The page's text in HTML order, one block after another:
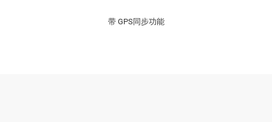
带 GPS同步功能